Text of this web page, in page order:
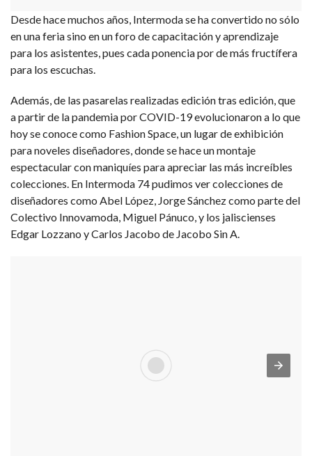
Desde hace muchos años, Intermoda se ha convertido no sólo
en una feria sino en un foro de capacitación y aprendizaje
para los asistentes, pues cada ponencia por de más fructífera
para los escuchas.
Además, de las pasarelas realizadas edición tras edición, que
a partir de la pandemia por COVID-19 evolucionaron a lo que
hoy se conoce como Fashion Space, un lugar de exhibición
para noveles diseñadores, donde se hace un montaje
espectacular con maniquíes para apreciar las más increíbles
colecciones. En Intermoda 74 pudimos ver colecciones de
diseñadores como Abel López, Jorge Sánchez como parte del
Colectivo Innovamoda, Miguel Pánuco, y los jaliscienses
Edgar Lozzano y Carlos Jacobo de Jacobo Sin A.